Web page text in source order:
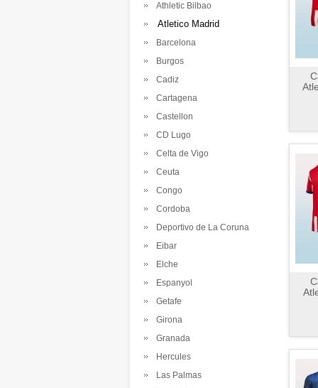
Athletic Bilbao
Atletico Madrid
Barcelona
Burgos
Cadiz
Cartagena
Castellon
CD Lugo
Celta de Vigo
Ceuta
Congo
Cordoba
Deportivo de La Coruna
Eibar
Elche
Espanyol
Getafe
Girona
Granada
Hercules
Las Palmas